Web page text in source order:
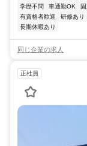
学歴不問
車通勤OK
有資格者歓迎
研修あり
長期休暇あり
同じ企業の求人
正社員